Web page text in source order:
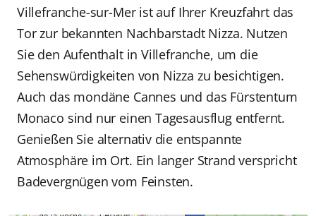
Villefranche-sur-Mer ist auf Ihrer Kreuzfahrt das
Tor zur bekannten Nachbarstadt Nizza. Nutzen
Sie den Aufenthalt in Villefranche, um die
Sehenswürdigkeiten von Nizza zu besichtigen.
Auch das mondäne Cannes und das Fürstentum
Monaco sind nur einen Tagesausflug entfernt.
Genießen Sie alternativ die entspannte
Atmosphäre im Ort. Ein langer Strand verspricht
Badevergnügen vom Feinsten.